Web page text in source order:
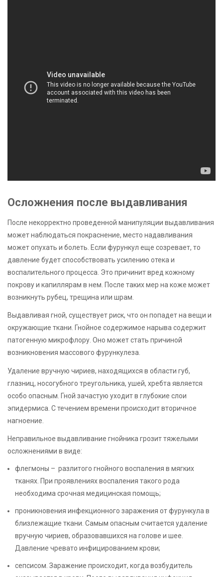
Осложнения после выдавливания
После некорректно проведенной манипуляции выдавливания
может наблюдаться покраснение, место надавливания
может опухать и болеть. Если фурункул еще созревает, то
давление будет способствовать усилению отека и
воспалительного процесса. Это причинит вред кожному
покрову и капиллярам в нем. После таких мер на коже может
возникнуть рубец, трещина или шрам.
Выдавливая гной, существует риск, что он попадет на вещи и
окружающие ткани. Гнойное содержимое нарыва содержит
патогенную микрофлору. Оно может стать причиной
возникновения массового фурункулеза.
Удаление вручную чириев, находящихся в области губ,
глазниц, носогубного треугольника, ушей, хребта является
особо опасным. Гной зачастую уходит в глубокие слои
эпидермиса. С течением времени происходит вторичное
нагноение.
Неправильное выдавливание гнойника грозит тяжелыми
осложнениями в виде:
флегмоны – разлитого гнойного воспаления в мягких
тканях. При проявлениях воспаления такого рода
необходима срочная медицинская помощь;
проникновения инфекционного заражения от фурункула в
близлежащие ткани. Самым опасным считается удаление
вручную чириев, образовавшихся на голове и шее.
Давление чревато инфицированием крови;
сепсисом. Заражение происходит, когда возбудитель